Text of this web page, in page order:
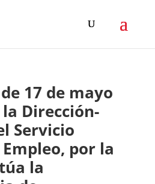
17 de mayo
la Dirección-
Servicio
por la
la